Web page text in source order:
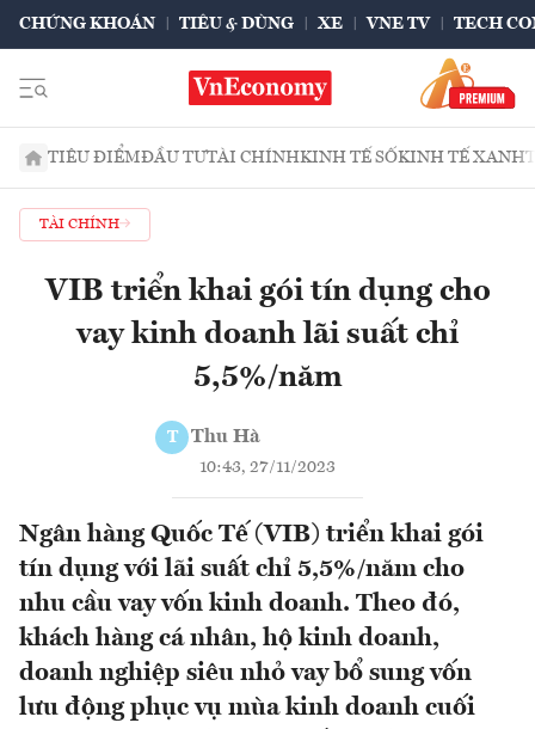
CHỨNG KHOÁN TIÊU & DÙNG XE VNE TV TECH
TIÊU ĐIỂMĐẦU TƯTÀI CHÍNHKINH TẾ SỐKINH TẾ XANH
TÀI CHÍNH
VIB triển khai gói tín dụng cho
vay kinh doanh lãi suất chỉ
5,5%/năm
T Thu Hà
10:43, 27/11/2023
Ngân hàng Quốc Tế (VIB) triển khai gói
tín dụng với lãi suất chỉ 5,5%/năm cho
nhu cầu vay vốn kinh doanh. Theo đó,
khách hàng cá nhân, hộ kinh doanh,
doanh nghiệp siêu nhỏ vay bổ sung vốn
lưu động phục vụ mùa kinh doanh cuối